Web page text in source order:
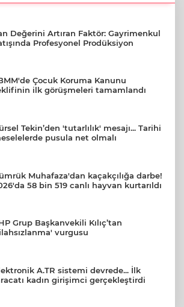
Değerini Artıran Faktör: Gayrimenkul
Profesyonel Prodüksiyon
Çocuk Koruma Kanunu
ilk görüşmeleri tamamlandı
Tekin’den 'tutarlılık' mesajı... Tarihi
pusula net olmalı
Muhafaza'dan kaçakçılığa darbe!
58 bin 519 canlı hayvan kurtarıldı
Grup Başkanvekili Kılıç’tan
vurgusu
A.TR sistemi devrede... İlk
kadın girişimci gerçekleştirdi